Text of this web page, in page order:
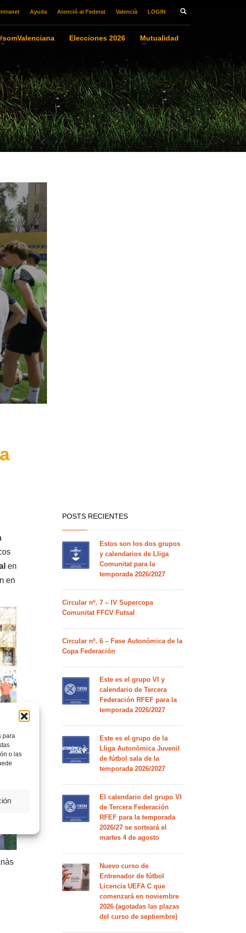
para
o las
Ayuda Atenció al Federat Valencià LOGIN
Elecciones 2026
Mutualidad
en
en
POSTS RECIENTES
Estos son los dos grupos
y calendarios de Lliga
Comunitat para la
temporada 2026/2027
Circular nº. 7 – IV Supercopa
Comunitat FFCV Futsal
Circular nº. 6 – Fase Autonómica de la
Copa Federación
Este es el grupo VI y
calendario de Tercera
Federación RFEF para la
temporada 2026/2027
Este es el grupo de la
Lliga Autonòmica Juvenil
de fútbol sala de la
temporada 2026/2027
El calendario del grupo VI
de Tercera Federación
RFEF para la temporada
2026/27 se sorteará el
martes 4 de agosto
Nuevo curso de
Entrenador de fútbol
Licencia UEFA C que
comenzará en noviembre
2026 (agotadas las plazas
del curso de septiembre)